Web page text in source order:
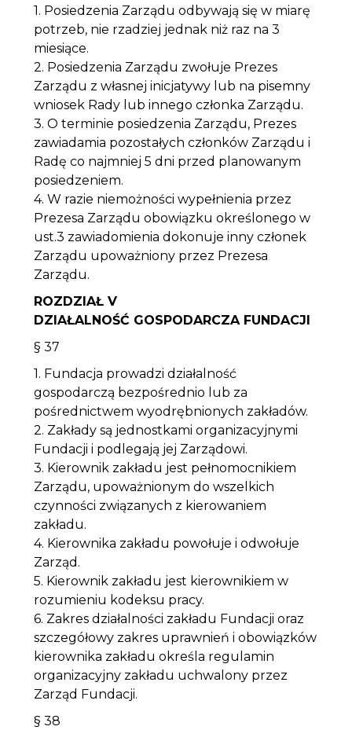
1. Posiedzenia Zarządu odbywają się w miarę
potrzeb, nie rzadziej jednak niż raz na 3
miesiące.
2. Posiedzenia Zarządu zwołuje Prezes
Zarządu z własnej inicjatywy lub na pisemny
wniosek Rady lub innego członka Zarządu.
3. O terminie posiedzenia Zarządu, Prezes
zawiadamia pozostałych członków Zarządu i
Radę co najmniej 5 dni przed planowanym
posiedzeniem.
4. W razie niemożności wypełnienia przez
Prezesa Zarządu obowiązku określonego w
ust.3 zawiadomienia dokonuje inny członek
Zarządu upoważniony przez Prezesa
Zarządu.
ROZDZIAŁ V
DZIAŁALNOŚĆ GOSPODARCZA FUNDACJI
§ 37
1. Fundacja prowadzi działalność
gospodarczą bezpośrednio lub za
pośrednictwem wyodrębnionych zakładów.
2. Zakłady są jednostkami organizacyjnymi
Fundacji i podlegają jej Zarządowi.
3. Kierownik zakładu jest pełnomocnikiem
Zarządu, upoważnionym do wszelkich
czynności związanych z kierowaniem
zakładu.
4. Kierownika zakładu powołuje i odwołuje
Zarząd.
5. Kierownik zakładu jest kierownikiem w
rozumieniu kodeksu pracy.
6. Zakres działalności zakładu Fundacji oraz
szczegółowy zakres uprawnień i obowiązków
kierownika zakładu określa regulamin
organizacyjny zakładu uchwalony przez
Zarząd Fundacji.
§ 38